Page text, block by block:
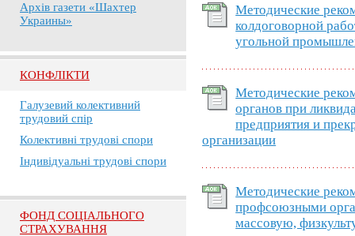
Архів газети «Шахтер
Украины»
КОНФЛІКТИ
Галузевий колективний
трудовий спір
Колективні трудові спори
Індивідуальні трудові спори
ФОНД СОЦІАЛЬНОГО
СТРАХУВАННЯ
Методические
колдоговорной
угольной
Методические
органов при
предприятия и
организации
Методические
профсоюзными
массовую,